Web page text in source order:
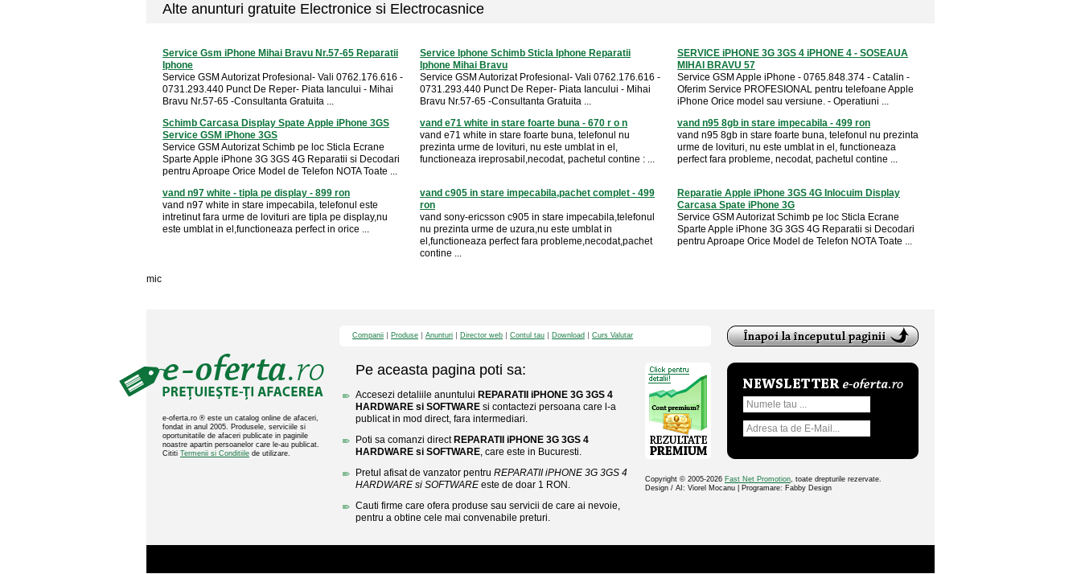
Alte anunturi gratuite Electronice si Electrocasnice
Service Gsm iPhone Mihai Bravu Nr.57-65 Reparatii
Iphone
Service GSM Autorizat Profesional- Vali 0762.176.616 -
0731.293.440 Punct De Reper- Piata Iancului - Mihai
Bravu Nr.57-65 -Consultanta Gratuita ...
Service Iphone Schimb Sticla Iphone Reparatii
Iphone Mihai Bravu
Service GSM Autorizat Profesional- Vali 0762.176.616 -
0731.293.440 Punct De Reper- Piata Iancului - Mihai
Bravu Nr.57-65 -Consultanta Gratuita ...
SERVICE iPHONE 3G 3GS 4 iPHONE 4 - SOSEAUA
MIHAI BRAVU 57
Service GSM Apple iPhone - 0765.848.374 - Catalin -
Oferim Service PROFESIONAL pentru telefoane Apple
iPhone Orice model sau versiune. - Operatiuni ...
Schimb Carcasa Display Spate Apple iPhone 3GS
Service GSM iPhone 3GS
Service GSM Autorizat Schimb pe loc Sticla Ecrane
Sparte Apple iPhone 3G 3GS 4G Reparatii si Decodari
pentru Aproape Orice Model de Telefon NOTA Toate ...
vand e71 white in stare foarte buna - 670 r o n
vand e71 white in stare foarte buna, telefonul nu
prezinta urme de lovituri, nu este umblat in el,
functioneaza ireprosabil,necodat, pachetul contine : ...
vand n95 8gb in stare impecabila - 499 ron
vand n95 8gb in stare foarte buna, telefonul nu prezinta
urme de lovituri, nu este umblat in el, functioneaza
perfect fara probleme, necodat, pachetul contine ...
vand n97 white - tipla pe display - 899 ron
vand n97 white in stare impecabila, telefonul este
intretinut fara urme de lovituri are tipla pe display,nu
este umblat in el,functioneaza perfect in orice ...
vand c905 in stare impecabila,pachet complet - 499
ron
vand sony-ericsson c905 in stare impecabila,telefonul
nu prezinta urme de uzura,nu este umblat in
el,functioneaza perfect fara probleme,necodat,pachet
contine ...
Reparatie Apple iPhone 3GS 4G Inlocuim Display
Carcasa Spate iPhone 3G
Service GSM Autorizat Schimb pe loc Sticla Ecrane
Sparte Apple iPhone 3G 3GS 4G Reparatii si Decodari
pentru Aproape Orice Model de Telefon NOTA Toate ...
mic
e-oferta.ro ® este un catalog online de afaceri,
fondat in anul 2005. Produsele, serviciile si
oportunitatile de afaceri publicate in paginile
noastre apartin persoanelor care le-au publicat.
Cititi Termenii si Conditiile de utilizare.
Companii Produse Anunturi Director web Contul tau Download Curs Valutar
Pe aceasta pagina poti sa:
Accesezi detaliile anuntului REPARATII iPHONE 3G 3GS 4
HARDWARE si SOFTWARE si contactezi persoana care l-a
publicat in mod direct, fara intermediari.
Poti sa comanzi direct REPARATII iPHONE 3G 3GS 4
HARDWARE si SOFTWARE, care este in Bucuresti.
Pretul afisat de vanzator pentru REPARATII iPHONE 3G 3GS 4
HARDWARE si SOFTWARE este de doar 1 RON.
Cauti firme care ofera produse sau servicii de care ai nevoie,
pentru a obtine cele mai convenabile preturi.
Copyright © 2005-2026 Fast Net Promotion, toate drepturile rezervate.
Design / AI: Viorel Mocanu | Programare: Fabby Design